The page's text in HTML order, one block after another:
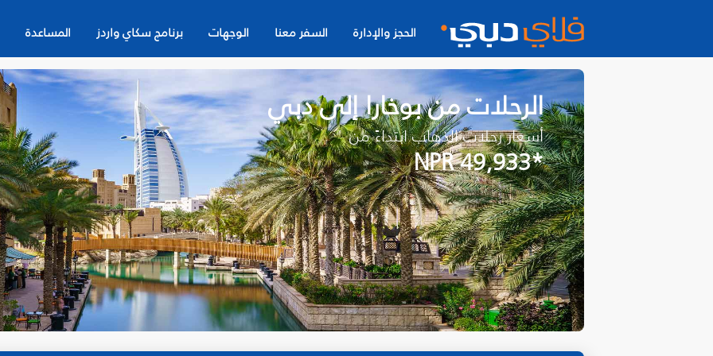
الحجز والإدارة السفر معنا الوجهات برنامج سكاي واردز المساعدة
الرحلات من بوخارا إلى دبي
أسعار رحلات الذهاب ابتداءً من
*NPR 49,933